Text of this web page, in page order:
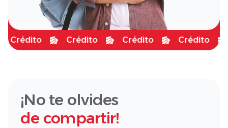
Crédito Crédito Crédito Crédito
¡No te olvides
de compartir!